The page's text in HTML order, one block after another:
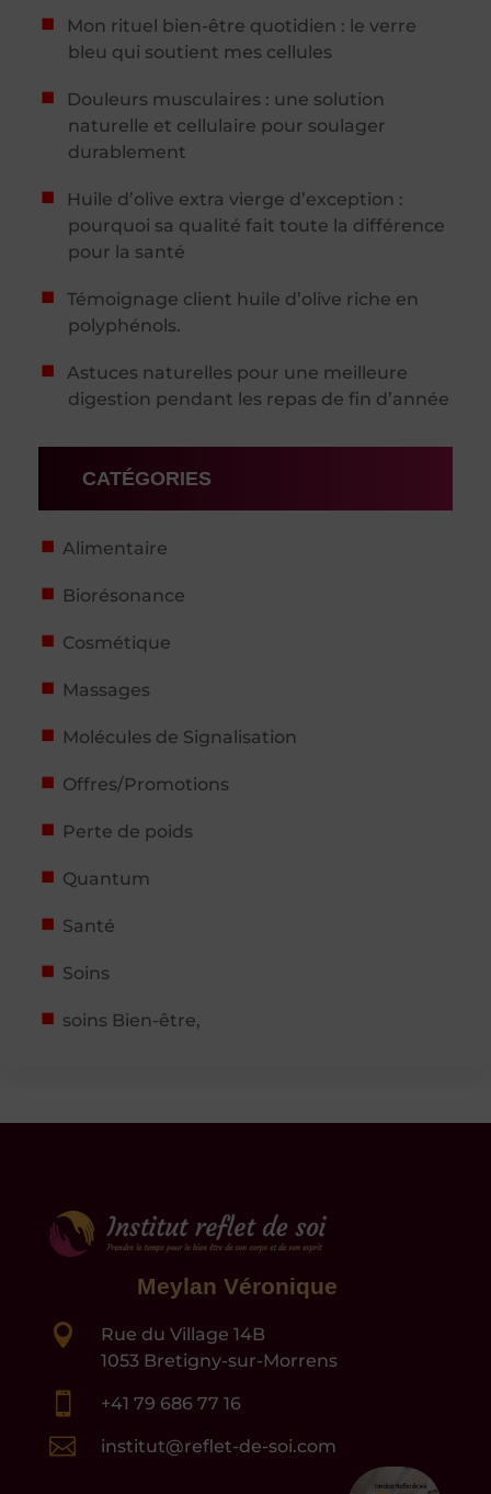
Mon rituel bien-être quotidien : le verre
bleu qui soutient mes cellules
Douleurs musculaires : une solution
naturelle et cellulaire pour soulager
durablement
Huile d’olive extra vierge d’exception :
pourquoi sa qualité fait toute la différence
pour la santé
Témoignage client huile d’olive riche en
polyphénols.
Astuces naturelles pour une meilleure
digestion pendant les repas de fin d’année
CATÉGORIES
Alimentaire
Biorésonance
Cosmétique
Massages
Molécules de Signalisation
Offres/Promotions
Perte de poids
Quantum
Santé
Soins
soins Bien-être,
Meylan Véronique

Rue du Village 14B
1053 Bretigny-sur-Morrens
 +41 79 686 77 16
 institut@reflet-de-soi.com